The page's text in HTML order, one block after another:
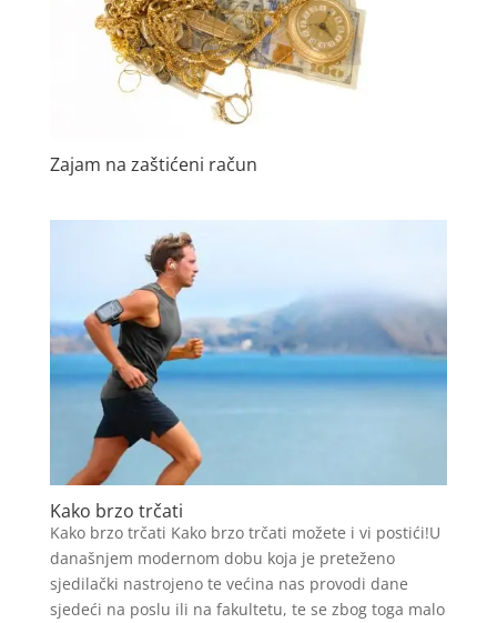
Zajam na zaštićeni račun
Kako brzo trčati
Kako brzo trčati Kako brzo trčati možete i vi postići!U
današnjem modernom dobu koja je preteženo
sjedilački nastrojeno te većina nas provodi dane
sjedeći na poslu ili na fakultetu, te se zbog toga malo